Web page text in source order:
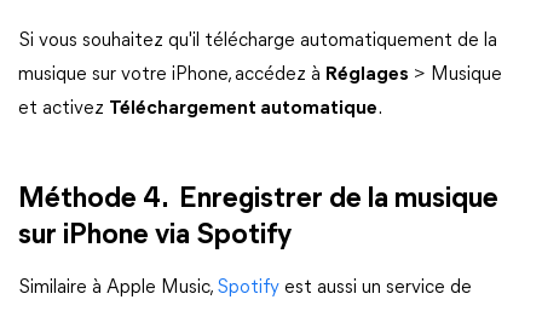
Si vous souhaitez qu'il télécharge automatiquement de la
musique sur votre iPhone, accédez à Réglages > Musique
et activez Téléchargement automatique.
Méthode 4. Enregistrer de la musique
sur iPhone via Spotify
Similaire à Apple Music, Spotify est aussi un service de